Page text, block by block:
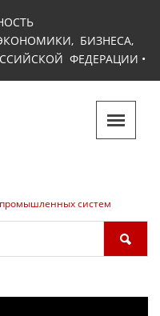
БИЗНЕСА,
ФЕДЕРАЦИИ •
систем